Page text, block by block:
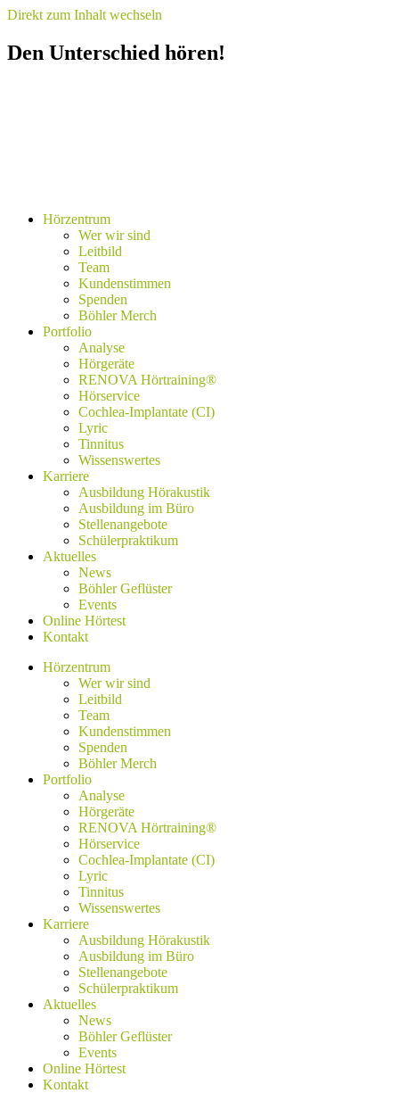
Direkt zum Inhalt wechseln
Den Unterschied hören!
Hörzentrum
Wer wir sind
Leitbild
Team
Kundenstimmen
Spenden
Böhler Merch
Portfolio
Analyse
Hörgeräte
RENOVA Hörtraining®
Hörservice
Cochlea-Implantate (CI)
Lyric
Tinnitus
Wissenswertes
Karriere
Ausbildung Hörakustik
Ausbildung im Büro
Stellenangebote
Schülerpraktikum
Aktuelles
News
Böhler Geflüster
Events
Online Hörtest
Kontakt
Hörzentrum
Wer wir sind
Leitbild
Team
Kundenstimmen
Spenden
Böhler Merch
Portfolio
Analyse
Hörgeräte
RENOVA Hörtraining®
Hörservice
Cochlea-Implantate (CI)
Lyric
Tinnitus
Wissenswertes
Karriere
Ausbildung Hörakustik
Ausbildung im Büro
Stellenangebote
Schülerpraktikum
Aktuelles
News
Böhler Geflüster
Events
Online Hörtest
Kontakt